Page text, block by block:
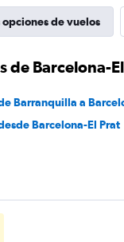
opciones de vuelos
de Barcelona-
Barranquilla a
Barcelona-El Prat